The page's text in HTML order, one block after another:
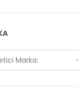
Marka: